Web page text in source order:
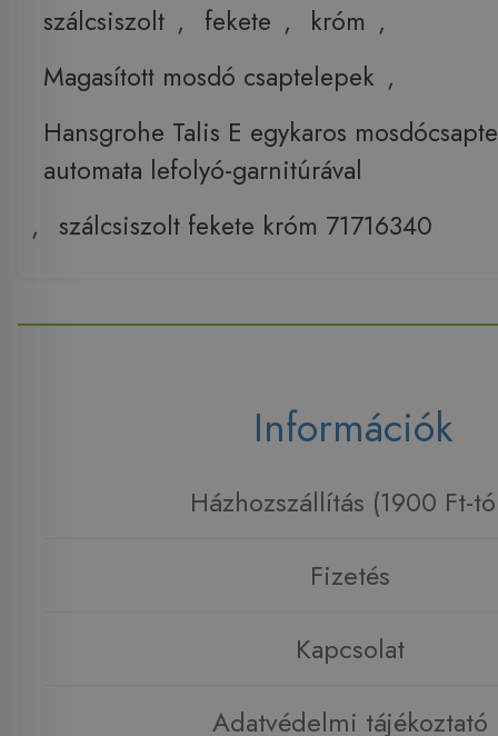
szálcsiszolt , fekete , króm ,
Magasított mosdó csaptelepek ,
Hansgrohe Talis E egykaros
automata lefolyó-garnitúrával
, szálcsiszolt fekete króm 71716340
Információk
Házhozszállítás (1900 Ft-
Fizetés
Kapcsolat
Adatvédelmi tájékoztató